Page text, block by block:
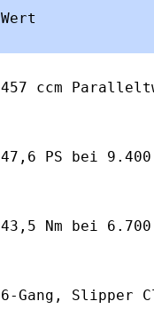
Wert
457 ccm
47,6 PS bei
43,5 Nm bei
6-Gang, Slipper